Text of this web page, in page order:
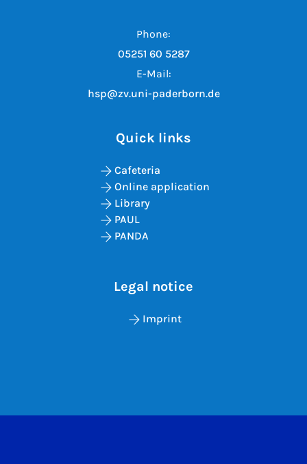
Phone:
05251 60 5287
E-Mail:
hsp@zv.uni-paderborn.de
Quick links
Cafeteria
Online application
Library
PAUL
PANDA
Legal notice
Imprint